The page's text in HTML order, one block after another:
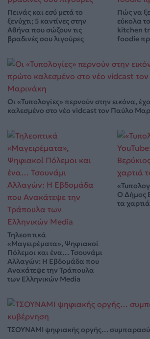
Πεινάς και εσύ μετά το
ξενύχτι; 5 καντίνες στην
Αθήνα που σώζουν τις
βραδινές σου λιγούρες
Πώς να
εύκολα
kitchen
foodie
Οι «Τυπολογίες» περνούν στην εικόνα,
καλεσμένο στο νέο vidcast τον Παύλο
Τηλεοπτικά
«Μαγειρέματα», Ψηφιακοί
Πόλεμοι και ένα… Τσουνάμι
Αλλαγών: Η Εβδομάδα που
Ανακάτεψε την Τράπουλα
των Ελληνικών Media
Ο Δήμος
τα
ΤΣΟΥΝΑΜΙ ψηφιακής οργής…